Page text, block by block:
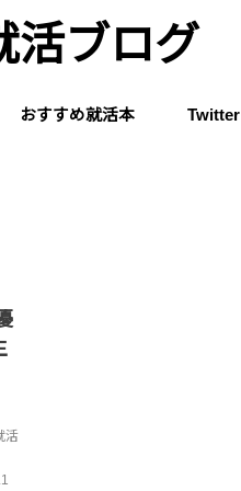
活ブログ
おすすめ就活本 Twitter
活